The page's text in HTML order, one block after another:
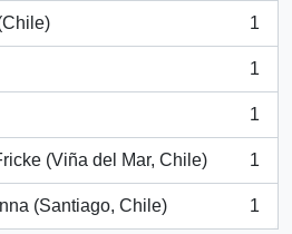
1
1
1
(Viña del Mar, Chile) 1
(Santiago, Chile) 1